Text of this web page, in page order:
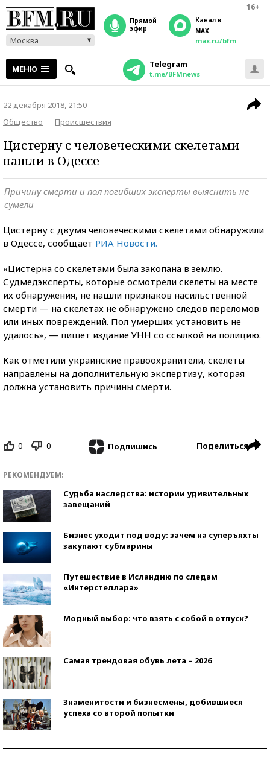
16+
Москва
прямой
эфир
Канал в
MAX
max.ru/bfm
МЕНЮ Telegram
t.me/BFMnews
22 декабря 2018, 21:50
Общество
Происшествия
Цистерну с человеческими скелетами
нашли в Одессе
Причину смерти и пол погибших эксперты выяснить не
сумели
Цистерну с двумя человеческими скелетами обнаружили
в Одессе, сообщает РИА Новости.
«Цистерна со скелетами была закопана в землю.
Судмедэксперты, которые осмотрели скелеты на месте
их обнаружения, не нашли признаков насильственной
смерти — на скелетах не обнаружено следов переломов
или иных повреждений. Пол умерших установить не
удалось», — пишет издание УНН со ссылкой на полицию.
Как отметили украинские правоохранители, скелеты
направлены на дополнительную экспертизу, которая
должна установить причины смерти.
0 0 Подпишись Поделиться
РЕКОМЕНДУЕМ:
Судьба наследства: истории удивительных
завещаний
Бизнес уходит под воду: зачем на суперъяхты
закупают субмарины
Путешествие в Исландию по следам
«Интерстеллара»
Модный выбор: что взять с собой в отпуск?
Самая трендовая обувь лета – 2026
Знаменитости и бизнесмены, добившиеся
успеха со второй попытки